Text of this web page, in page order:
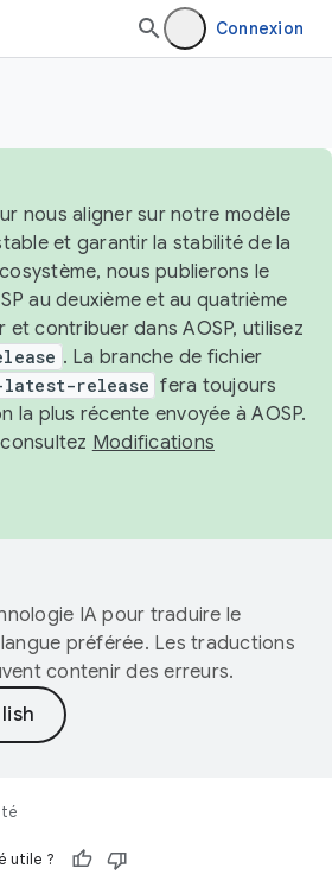
Connexion
nous aligner sur notre modèle
et garantir la stabilité de la
nous publierons le
au deuxième et au quatrième
contribuer dans AOSP, utilisez
. La branche de fichier
latest-release fera toujours
la plus récente envoyée à AOSP.
Modifications
IA pour traduire le
préférée. Les traductions
contenir des erreurs.
utile ?